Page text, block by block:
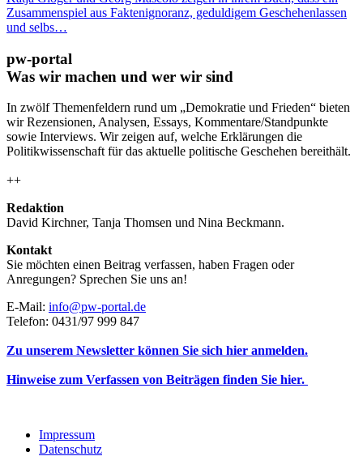
Zusammenspiel aus Faktenignoranz, geduldigem Geschehenlassen
und selbs…
pw-portal
Was wir machen und wer wir sind
In zwölf Themenfeldern rund um „Demokratie und Frieden“ bieten
wir Rezensionen, Analysen, Essays, Kommentare/Standpunkte
sowie Interviews. Wir zeigen auf, welche Erklärungen die
Politikwissenschaft für das aktuelle politische Geschehen bereithält.
++
Redaktion
David Kirchner, Tanja Thomsen und Nina Beckmann.
Kontakt
Sie möchten einen Beitrag verfassen, haben Fragen oder
Anregungen? Sprechen Sie uns an!
E-Mail: info@pw-portal.de
Telefon: 0431/97 999 847
Zu unserem Newsletter können Sie sich hier anmelden.
Hinweise zum Verfassen von Beiträgen finden Sie hier.
Impressum
Datenschutz